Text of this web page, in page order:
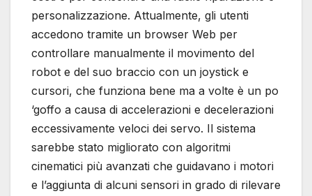
personalizzazione. Attualmente, gli utenti
accedono tramite un browser Web per
controllare manualmente il movimento del
robot e del suo braccio con un joystick e
cursori, che funziona bene ma a volte è un po
‘goffo a causa di accelerazioni e decelerazioni
eccessivamente veloci dei servo. Il sistema
sarebbe stato migliorato con algoritmi
cinematici più avanzati che guidavano i motori
e l’aggiunta di alcuni sensori in grado di rilevare